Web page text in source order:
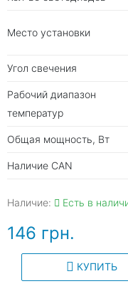
Место установки
Угол свечения
Рабочий диапазон
температур
Общая мощность, Вт
Наличие CAN
Наличие: Есть в
146 грн.
КУПИТЬ